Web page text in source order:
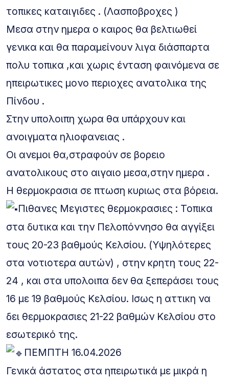
τοπικες καταιγιδες . (Λασποβροχες )
Μεσα στην ημερα ο καιρος θα βελτιωθεί
γενικα και θα παραμείνουν λιγα διάσπαρτα
πολυ τοπικα ,και χωρις ένταση φαινόμενα σε
ηπειρωτικες μονο περιοχες ανατολικα της
Πίνδου .
Στην υπολοιπη χωρα θα υπάρχουν και
ανοιγματα ηλιοφανειας .
Οι ανεμοι θα,στραφούν σε βορειο
ανατολικους στο αιγαιο μεσα,στην ημερα .
Η θερμοκρασια σε πτωση κυριως στα βόρεια.
Πιθανες Μεγιστες θερμοκρασιες : Τοπικα
στα δυτικα και την Πελοπόννησο θα αγγίξει
τους 20-23 βαθμούς Κελσίου. (Υψηλότερες
στα νοτιοτερα αυτών) , στην κρητη τους 22-
24 , και στα υπολοιπα δεν θα ξεπεράσει τους
16 με 19 βαθμούς Κελσίου. Ισως η αττικη να
δει θερμοκρασιες 21-22 βαθμών Κελσίου στο
εσωτερικό της.
ΠΕΜΠΤΗ 16.04.2026
Γενικά άστατος στα ηπειρωτικά με μικρά η